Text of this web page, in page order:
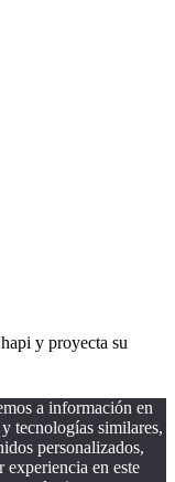
y proyecta su
a información en
tecnologías similares,
personalizados,
experiencia en este